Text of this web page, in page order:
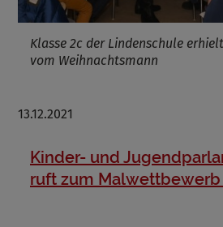
Klasse 2c der Lindenschule
vom Weihnachtsmann
13.12.2021
Kinder- und
ruft zum